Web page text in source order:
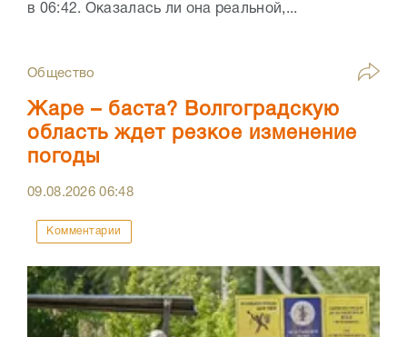
в 06:42. Оказалась ли она реальной,...
Общество
Жаре – баста? Волгоградскую
область ждет резкое изменение
погоды
09.08.202606:48
Комментарии